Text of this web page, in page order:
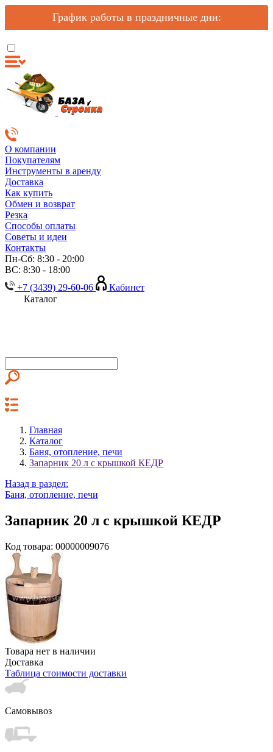
График работы в праздничные дни:
О компании
Покупателям
Инструменты в аренду
Доставка
Как купить
Обмен и возврат
Резка
Способы оплаты
Советы и идеи
Контакты
Пн-Сб: 8:30 - 20:00
ВС: 8:30 - 18:00
+7 (3439) 29-60-06
Кабинет
Каталог
Главная
Каталог
Баня, отопление, печи
Запарник 20 л с крышкой КЕДР
Назад в раздел:
Баня, отопление, печи
Запарник 20 л с крышкой КЕДР
Код товара: 00000009076
Товара нет в наличии
Доставка
Таблица стоимости доставки
Самовывоз